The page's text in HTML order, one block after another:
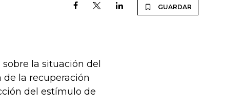
GUARDAR
la situación del
la recuperación
del estímulo de